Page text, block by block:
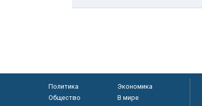
Политика
Экономика
Общество
В мире